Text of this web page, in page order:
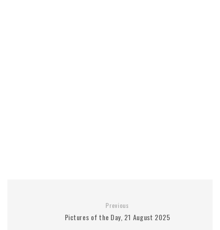
Previous
Pictures of the Day, 21 August 2025